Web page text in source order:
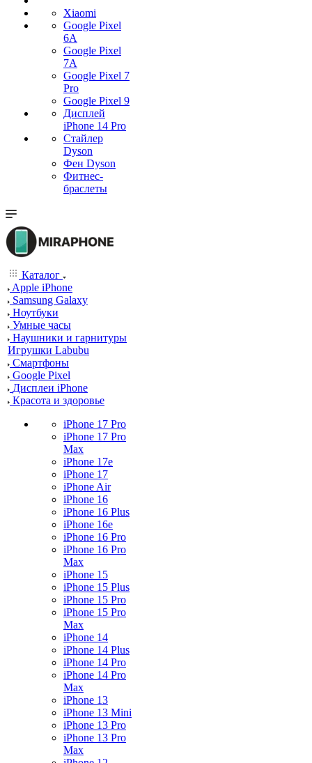
Xiaomi
Google Pixel
6A
Google Pixel
7А
Google Pixel 7
Pro
Google Pixel 9
Дисплей
iPhone 14 Pro
Стайлер
Dyson
Фен Dyson
Фитнес-
браслеты
Каталог
Apple iPhone
Samsung Galaxy
Ноутбуки
Умные часы
Наушники и гарнитуры
Игрушки Labubu
Смартфоны
Google Pixel
Дисплеи iPhone
Красота и здоровье
iPhone 17 Pro
iPhone 17 Pro
Max
iPhone 17e
iPhone 17
iPhone Air
iPhone 16
iPhone 16 Plus
iPhone 16e
iPhone 16 Pro
iPhone 16 Pro
Max
iPhone 15
iPhone 15 Plus
iPhone 15 Pro
iPhone 15 Pro
Max
iPhone 14
iPhone 14 Plus
iPhone 14 Pro
iPhone 14 Pro
Max
iPhone 13
iPhone 13 Mini
iPhone 13 Pro
iPhone 13 Pro
Max